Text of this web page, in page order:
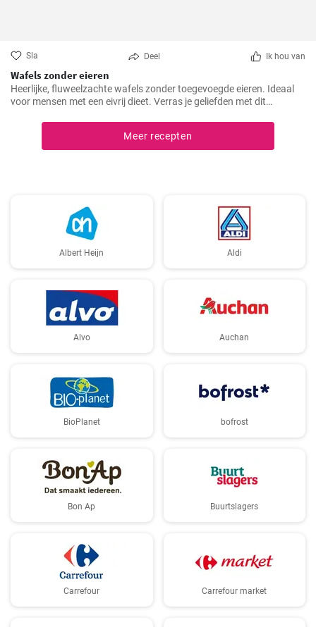
Sla Deel Ik hou van
Wafels zonder eieren
Heerlijke, fluweelzachte wafels zonder toegevoegde eieren. Ideaal
voor mensen met een eivrij dieet. Verras je geliefden met dit
Meer recepten
Albert Heijn Aldi
Alvo Auchan
BioPlanet bofrost
Bon Ap Buurtslagers
Carrefour Carrefour market